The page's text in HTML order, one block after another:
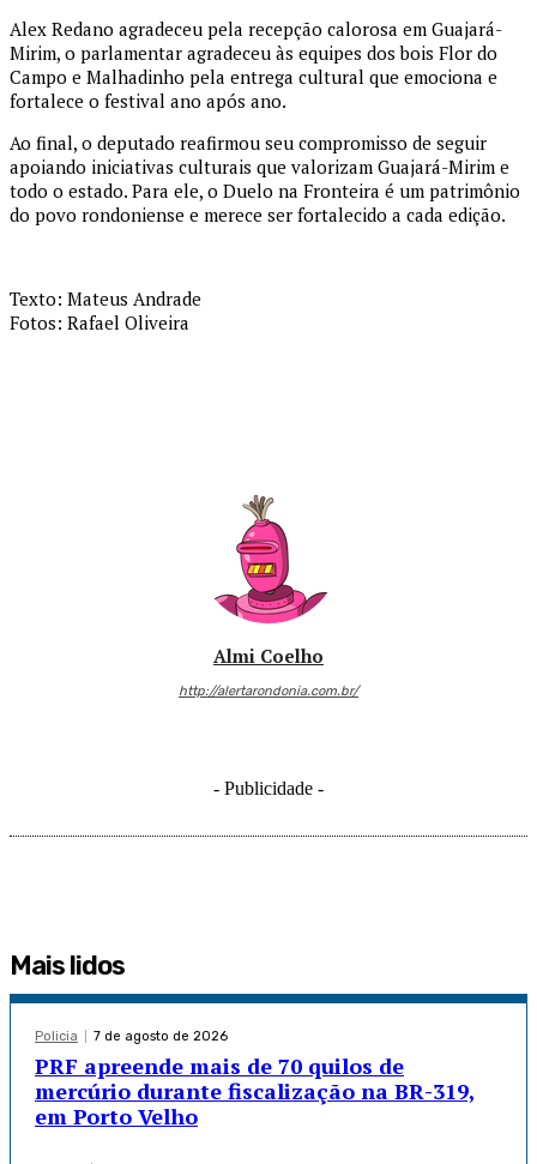
Alex Redano agradeceu pela recepção calorosa em Guajará-
Mirim, o parlamentar agradeceu às equipes dos bois Flor do
Campo e Malhadinho pela entrega cultural que emociona e
fortalece o festival ano após ano.
Ao final, o deputado reafirmou seu compromisso de seguir
apoiando iniciativas culturais que valorizam Guajará-Mirim e
todo o estado. Para ele, o Duelo na Fronteira é um patrimônio
do povo rondoniense e merece ser fortalecido a cada edição.
Texto: Mateus Andrade
Fotos: Rafael Oliveira
Almi Coelho
http://alertarondonia.com.br/
- Publicidade -
Mais lidos
Policia 7 de agosto de 2026
PRF apreende mais de 70 quilos de
mercúrio durante fiscalização na BR-319,
em Porto Velho